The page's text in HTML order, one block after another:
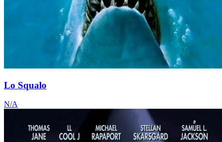
Lo Squalo
N/A